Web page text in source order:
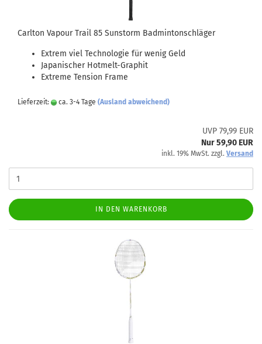
Carlton Vapour Trail 85 Sunstorm Badmintonschläger
Extrem viel Technologie für wenig Geld
Japanischer Hotmelt-Graphit
Extreme Tension Frame
Lieferzeit: ca. 3-4 Tage (Ausland abweichend)
UVP 79,99 EUR
Nur 59,90 EUR
inkl. 19% MwSt. zzgl. Versand
IN DEN WARENKORB